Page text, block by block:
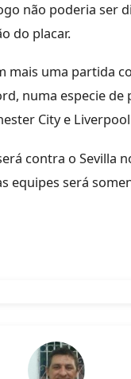
não poderia ser
do placar.
mais uma partida
numa especie
City e
contra o Sevilla
equipes será